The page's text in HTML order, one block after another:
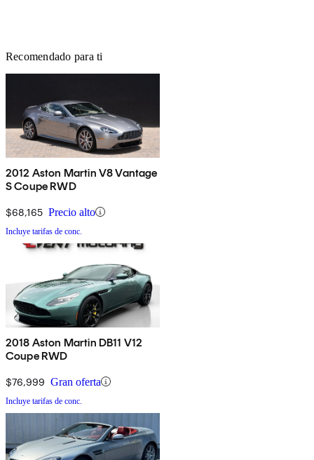
Recomendado para ti
2012 Aston Martin V8 Vantage
S Coupe RWD
$68,165 Precio alto
Incluye tarifas de conc.
2018 Aston Martin DB11 V12
Coupe RWD
$76,999 Gran oferta
Incluye tarifas de conc.